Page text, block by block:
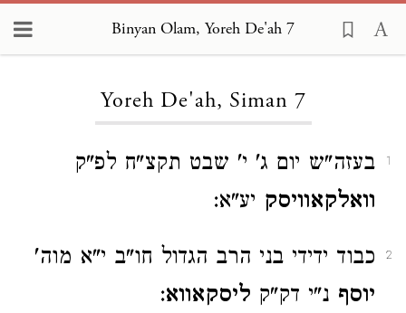
Binyan Olam, Yoreh De'ah 7
Yoreh De'ah, Siman 7
1
בעזה"ש יום ג' י' שבט תקצ"ח לפ"ק
וואלקאוויסק יע"א:
2
כבוד ידידי בני הרב הגדול חו"ב י"א מוה'
יוסף נ"י דק"ק ליסקאווא: